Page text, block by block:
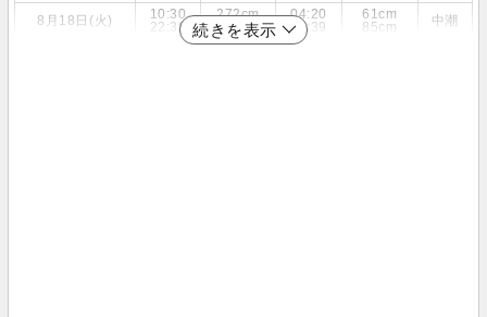
8月18日(火)
10:30
22:39
272cm
270cm
04:20
16:39
61cm
85cm
中潮
続きを表示